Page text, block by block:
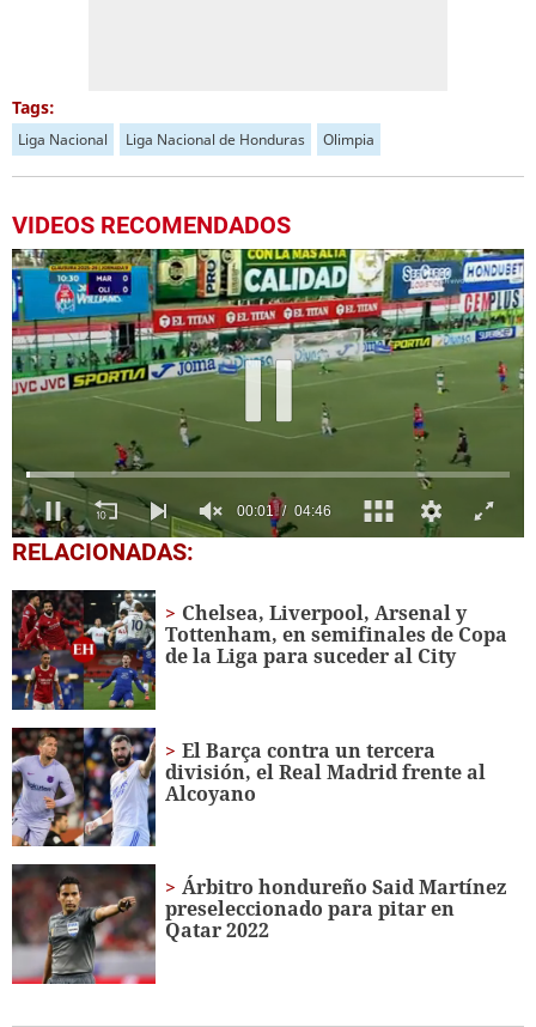
Tags:
Liga Nacional Liga Nacional de Honduras Olimpia
VIDEOS RECOMENDADOS
0
seconds
4
minutes,
46
seconds
RELACIONADAS:
Chelsea, Liverpool, Arsenal y
Tottenham, en semifinales de Copa
de la Liga para suceder al City
El Barça contra un tercera
división, el Real Madrid frente al
Alcoyano
Árbitro hondureño Said Martínez
preseleccionado para pitar en
Qatar 2022